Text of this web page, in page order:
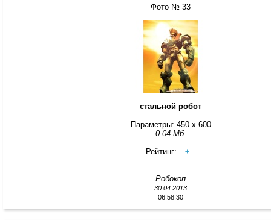
Фото № 33
стальной робот
Параметры: 450 x 600
0.04 Мб.
Рейтинг:
±
Робокоп
30.04.2013
06:58:30